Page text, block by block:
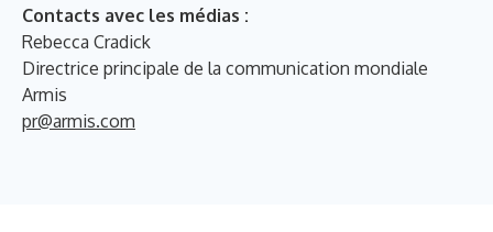
Contacts avec les médias :
Rebecca Cradick
Directrice principale de la communication mondiale
Armis
pr@armis.com